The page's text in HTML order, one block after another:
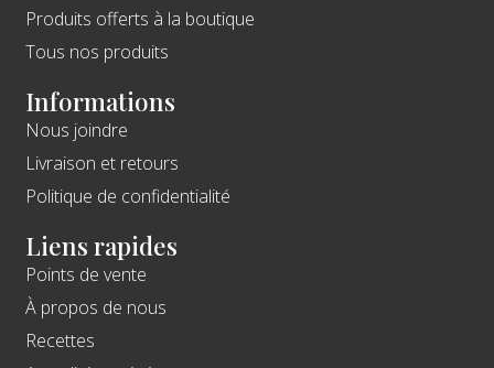
Produits offerts à la boutique
Tous nos produits
Informations
Nous joindre
Livraison et retours
Politique de confidentialité
Liens rapides
Points de vente
À propos de nous
Recettes